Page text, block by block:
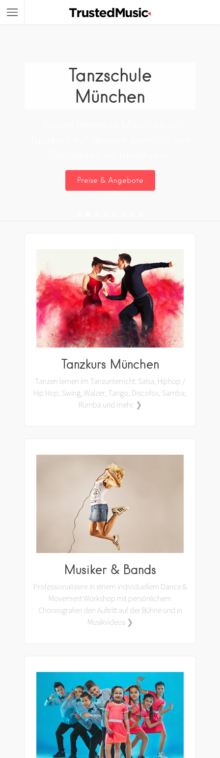
Tanzschule
München
Tanzkurs München
Tanzen lernen im Tanzunterricht: Salsa, Hiphop /
Hip Hop, Swing, Walzer, Tango, Discofox, Samba,
Rumba und mehr. ❯
Musiker & Bands
Professionalisiere in einem individuellem Dance &
Movement Workshop mit persönlichem
Choreografen den Auftritt auf der Bühne und in
Musikvideos ❯